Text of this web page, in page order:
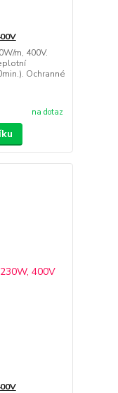
m, 400V.
Ochranné
na dotaz